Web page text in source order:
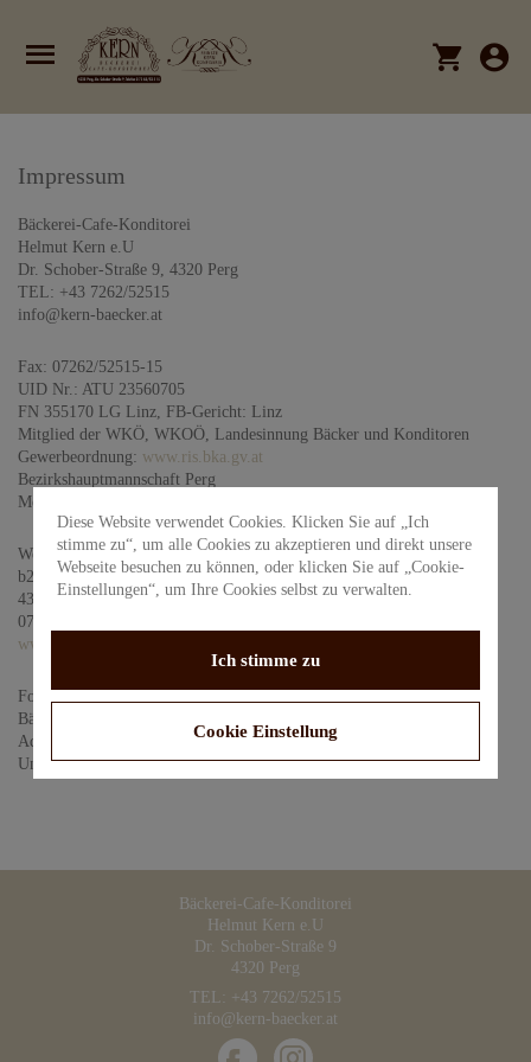
Impressum
Bäckerei-Cafe-Konditorei
Helmut Kern e.U
Dr. Schober-Straße 9, 4320 Perg
TEL: +43 7262/52515
info@kern-baecker.at
Fax: 07262/52515-15
UID Nr.: ATU 23560705
FN 355170 LG Linz, FB-Gericht: Linz
Mitglied der WKÖ, WKOÖ, Landesinnung Bäcker und Konditoren
Gewerbeordnung: www.ris.bka.gv.at
Bezirkshauptmannschaft Perg
Meisterbetrieb, Meisterprüfung abgelegt in Österreich
Webdesign
b2 Werbeagentur mit Gspür
4362 Bad Kreuzen
07266/6481
www.bzwei.at
Fotonachweis
Bäckerei-Cafe-Konditorei Kern
Adobe Stock
Unsplash
Bäckerei-Cafe-Konditorei
Helmut Kern e.U
Dr. Schober-Straße 9
4320 Perg
TEL: +43 7262/52515
info@kern-baecker.at
Diese Website verwendet Cookies. Klicken Sie auf „Ich
stimme zu“, um alle Cookies zu akzeptieren und direkt unsere
Webseite besuchen zu können, oder klicken Sie auf „Cookie-
Einstellungen“, um Ihre Cookies selbst zu verwalten.
Ich stimme zu
Cookie Einstellung